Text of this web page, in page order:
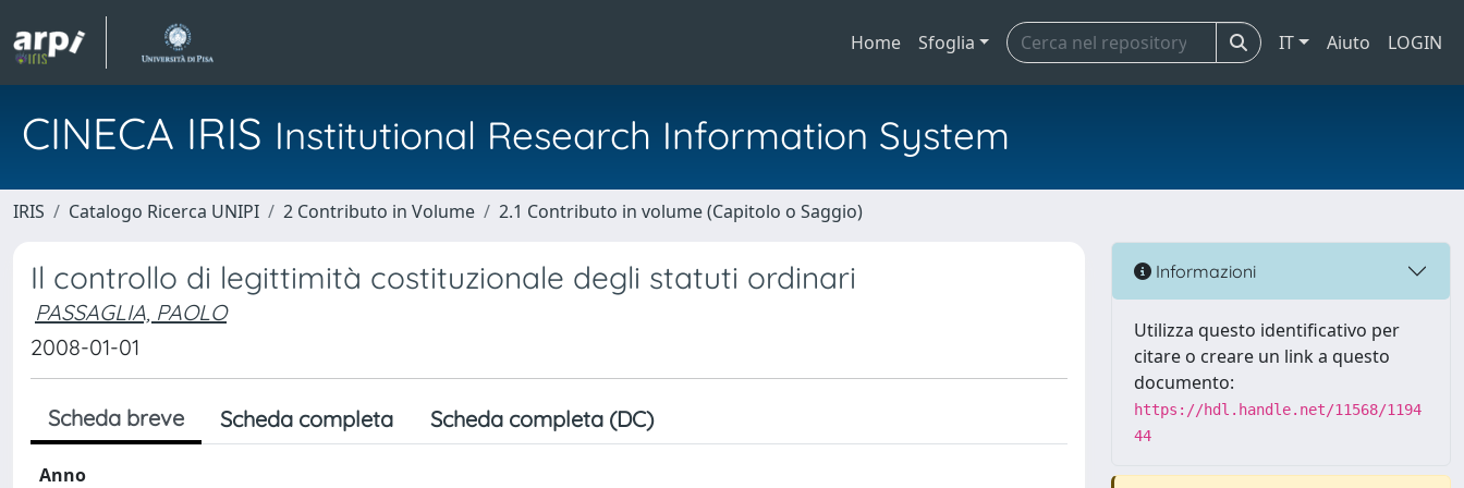
Home Sfoglia IT Aiuto LOGIN
CINECA IRIS Institutional Research Information System
IRIS Catalogo Ricerca UNIPI 2 Contributo in Volume 2.1 Contributo in volume (Capitolo o Saggio)
Il controllo di legittimità costituzionale degli statuti ordinari
PASSAGLIA, PAOLO
2008-01-01
Scheda breve Scheda completa Scheda completa (DC)
Anno
Informazioni
Utilizza questo identificativo per
citare o creare un link a questo
documento:
https://hdl.handle.net/11568/1194
44